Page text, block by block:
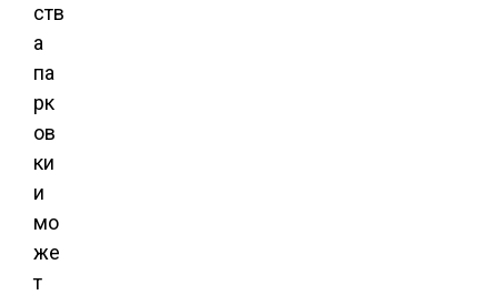
ств
а
па
рк
ов
ки
и
мо
же
т